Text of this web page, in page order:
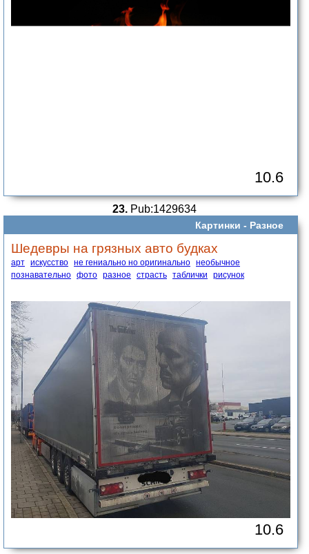
10.6
23. Pub:1429634
Картинки - Разное
Шедевры на грязных авто будках
арт искусство не гениально но оригинально необычное
познавательно фото разное страсть таблички рисунок
10.6